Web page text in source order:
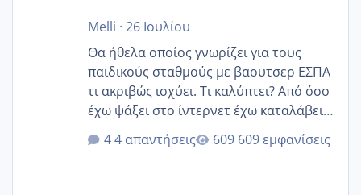
Melli · 26 Ιουλίου
Θα ήθελα οποίος γνωρίζει για τους
παιδικούς σταθμούς με βαουτσερ ΕΣΠΑ
τι ακριβώς ισχύει. Τι καλύπτει? Από όσο
έχω ψάξει στο ίντερνετ έχω καταλάβει
ότι το βαουτσερ καλύπτει όλα τα
δίδακτρα και τα τροφεια του ιδιωτικού
4 απαντήσεις 609 εμφανίσεις